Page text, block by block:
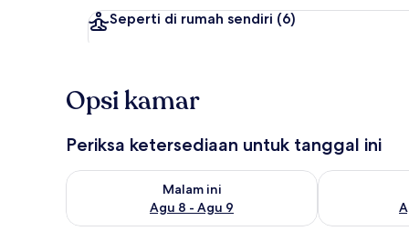
Seperti di rumah sendiri (6)
Opsi kamar
Periksa ketersediaan untuk tanggal ini
Malam ini
Agu 8 - Agu 9
Periksa ketersediaan untuk malam ini Agu 8 - Agu 9
Periksa